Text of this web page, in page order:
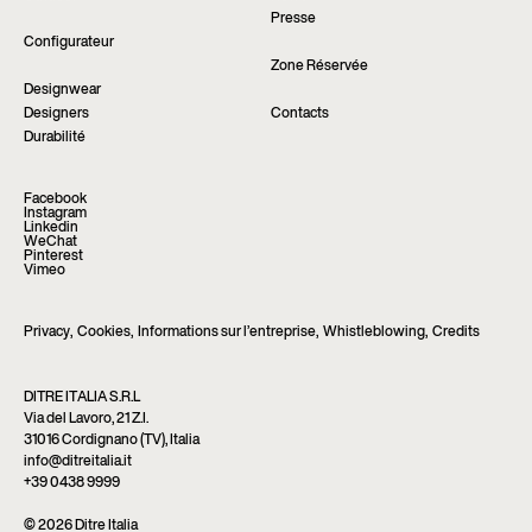
Presse
Configurateur
Zone Réservée
Designwear
Designers
Contacts
Durabilité
Facebook
Instagram
Linkedin
WeChat
Pinterest
Vimeo
Privacy, Cookies, Informations sur l’entreprise, Whistleblowing, Credits
DITRE ITALIA S.R.L
Via del Lavoro, 21 Z.I.
31016 Cordignano (TV), Italia
info@ditreitalia.it
+39 0438 9999
© 2026 Ditre Italia